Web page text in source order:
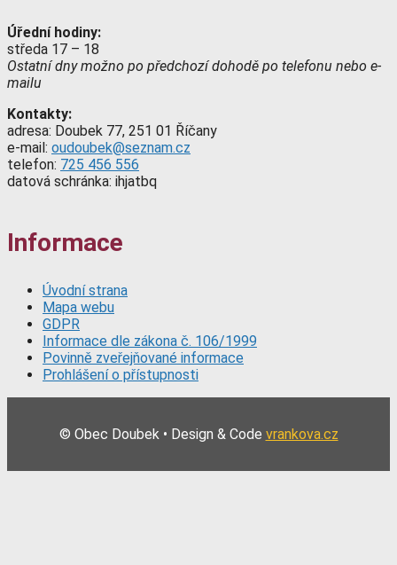
Úřední hodiny:
středa 17 – 18
Ostatní dny možno po předchozí dohodě po telefonu nebo e-
mailu
Kontakty:
adresa: Doubek 77, 251 01 Říčany
e-mail: oudoubek@seznam.cz
telefon: 725 456 556
datová schránka: ihjatbq
Informace
Úvodní strana
Mapa webu
GDPR
Informace dle zákona č. 106/1999
Povinně zveřejňované informace
Prohlášení o přístupnosti
© Obec Doubek • Design & Code vrankova.cz